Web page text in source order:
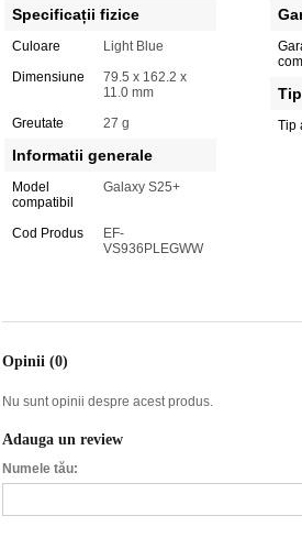
Specificații fizice
Culoare
Light Blue
Dimensiune
79.5 x 162.2 x
11.0 mm
Greutate
27 g
Informatii generale
Model
compatibil
Galaxy S25+
Cod Produs
EF-
VS936PLEGWW
Tip
Opinii (0)
Nu sunt opinii despre acest produs.
Adauga un review
Numele tău: